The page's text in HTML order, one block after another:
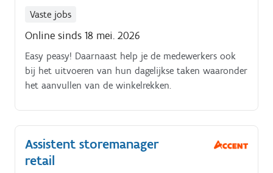
Vaste jobs
Online sinds 18 mei. 2026
Easy peasy! Daarnaast help je de medewerkers ook
bij het uitvoeren van hun dagelijkse taken waaronder
het aanvullen van de winkelrekken.
Assistent storemanager
retail